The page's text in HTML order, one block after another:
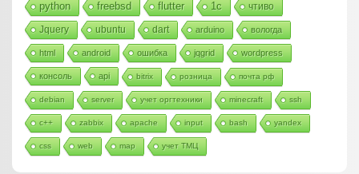
python freebsd flutter 1c чтиво
Jquery ubuntu dart arduino вологда
html android ошибка jqgrid wordpress
консоль api bitrix розница почта рф
debian server учет оргтехники minecraft ssh
c++ zabbix apache input bash yandex
css web map учет ТМЦ